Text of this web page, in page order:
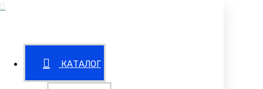
КАТАЛОГ